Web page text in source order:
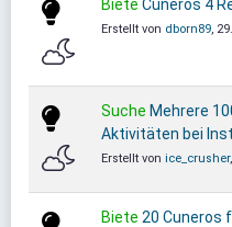
Biete Cuneros 4
Erstellt von dborn89 ,
Suche Mehrere
Aktivitäten bei
Erstellt von ice_crusher
Biete 20 Cuneros